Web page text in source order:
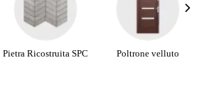
Pietra Ricostruita SPC Poltrone velluto